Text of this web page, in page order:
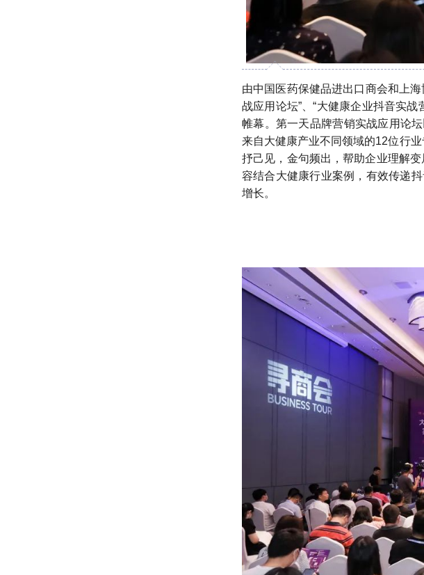
由中国医药保健品进出口商会和上
战应用论坛”、“大健康企业抖音实
帷幕。第一天品牌营销实战应用论
来自大健康产业不同领域的12位行
抒己见，金句频出，帮助企业理解
容结合大健康行业案例，有效传递
增长。